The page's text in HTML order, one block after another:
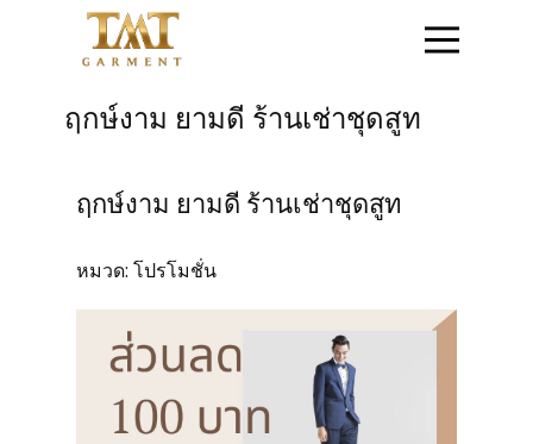
หน้าแรก
สินค้าชุดข้าราชการ
สินค้าเสื้อสูท
โปรโมชั่น
ฤกษ์งาม ยามดี ร้านเช่าชุดสูท
ฤกษ์งาม ยามดี ร้านเช่าชุดสูท
หมวด: โปรโมชั่น